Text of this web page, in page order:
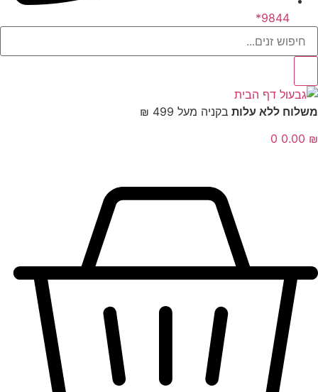
9844*
ללא עלותבקניה מעל 499 ₪
0.00
0